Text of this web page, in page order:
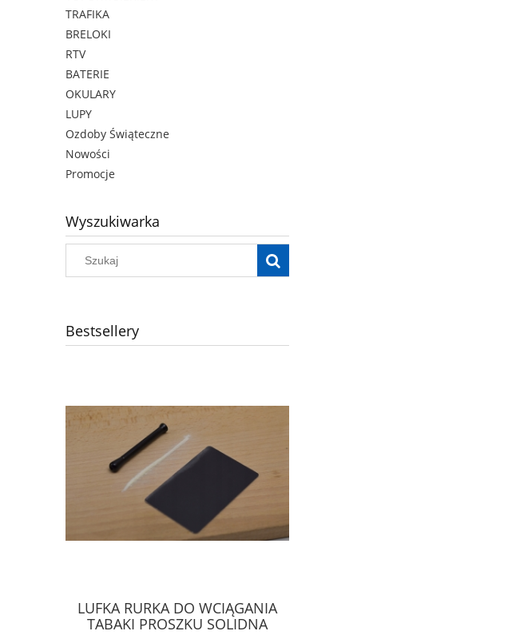
TRAFIKA
BRELOKI
RTV
BATERIE
OKULARY
LUPY
Ozdoby Świąteczne
Nowości
Promocje
Wyszukiwarka
Bestsellery
LUFKA RURKA DO WCIĄGANIA
TABAKI PROSZKU SOLIDNA